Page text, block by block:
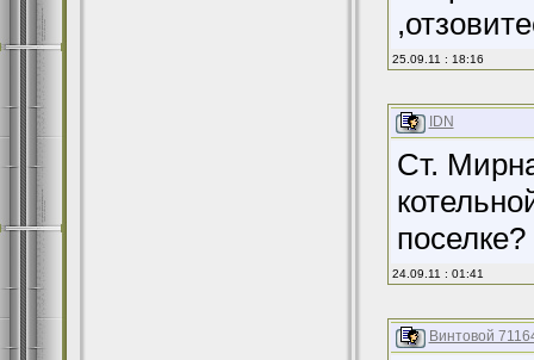
25.09.11 : 18:16
IDN
Ст.
поселке?
24.09.11 : 01:41
Винтовой